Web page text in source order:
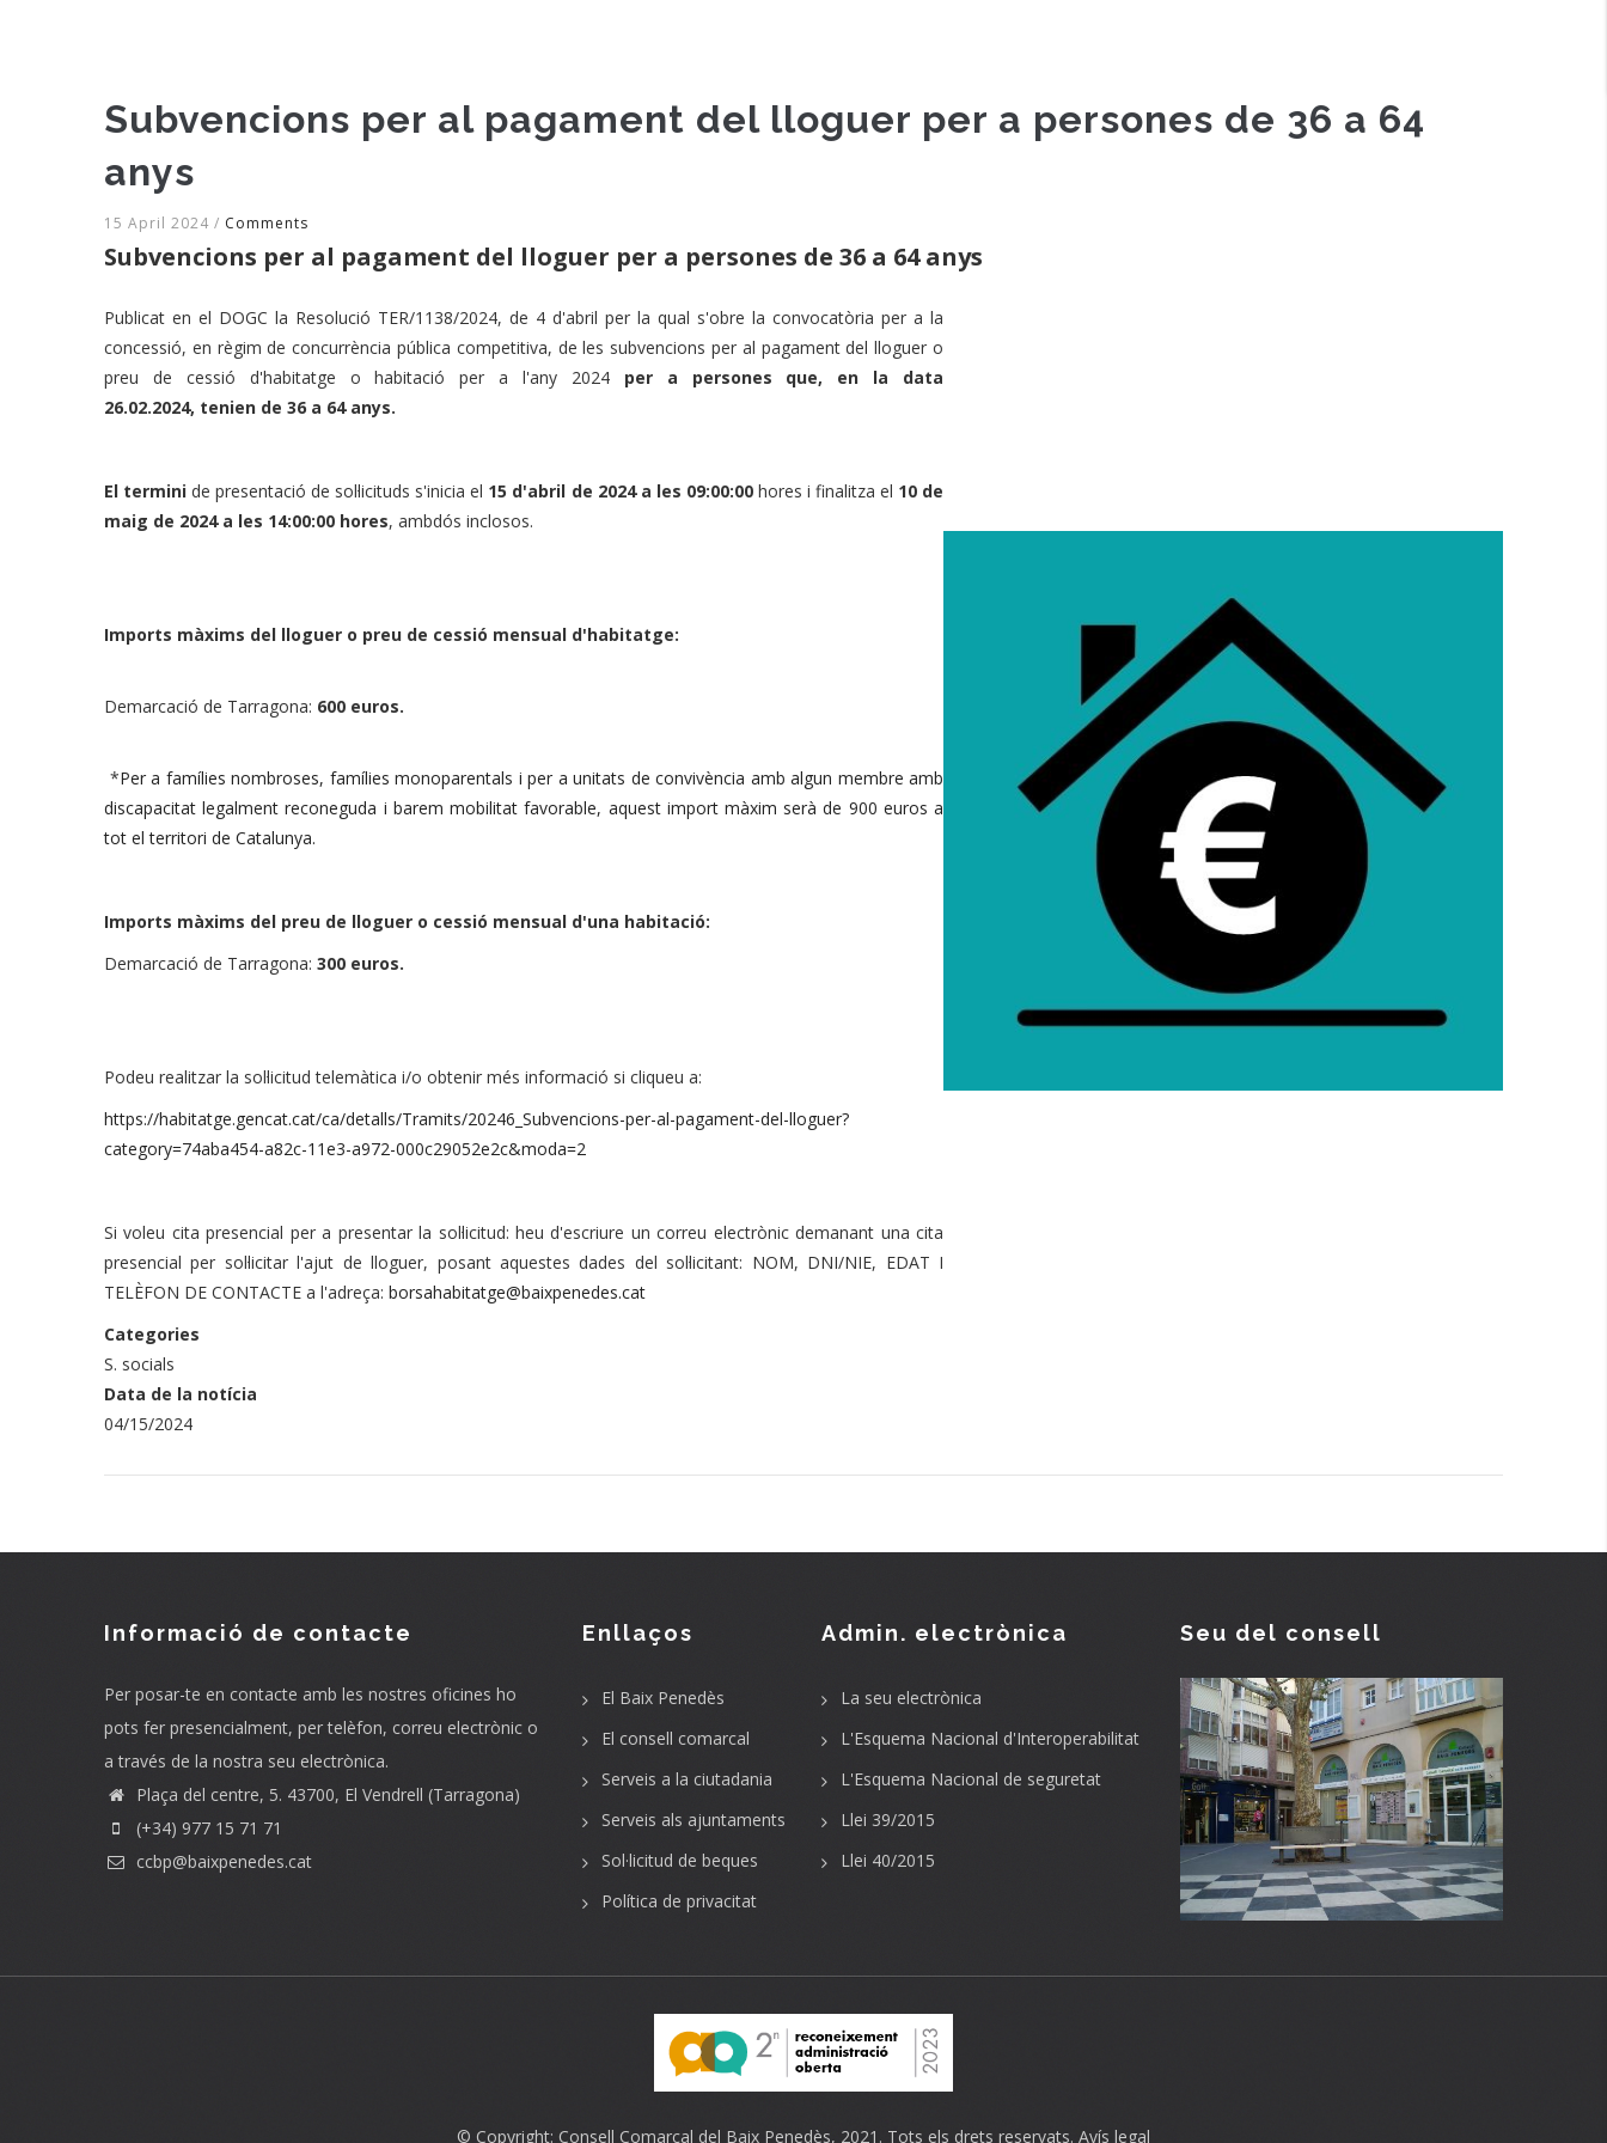
Subvencions per al pagament del lloguer per a persones de 36 a 64
anys
15 April 2024 / Comments
Subvencions per al pagament del lloguer per a persones de 36 a 64 anys
Publicat en el DOGC la Resolució TER/1138/2024, de 4 d'abril per la qual s'obre la convocatòria per a la
concessió, en règim de concurrència pública competitiva, de les subvencions per al pagament del lloguer o
preu de cessió d'habitatge o habitació per a l'any 2024 per a persones que, en la data
26.02.2024, tenien de 36 a 64 anys.
El termini de presentació de sol·licituds s'inicia el 15 d'abril de 2024 a les 09:00:00hores i finalitza el 10 de
maig de 2024 a les 14:00:00 hores, ambdós inclosos.
Imports màxims del lloguer o preu de cessió mensual d'habitatge:
Demarcació de Tarragona: 600 euros.
*Per a famílies nombroses, famílies monoparentals i per a unitats de convivència amb algun membre amb
discapacitat legalment reconeguda i barem mobilitat favorable, aquest import màxim serà de 900 euros a
tot el territori de Catalunya.
Imports màxims del preu de lloguer o cessió mensual d'una habitació:
Demarcació de Tarragona: 300 euros.
Podeu realitzar la sol·licitud telemàtica i/o obtenir més informació si cliqueu a:
https://habitatge.gencat.cat/ca/detalls/Tramits/20246_Subvencions-per-al-pagament-del-lloguer?
category=74aba454-a82c-11e3-a972-000c29052e2c&moda=2
Si voleu cita presencial per a presentar la sol·licitud: heu d'escriure un correu electrònic demanant una cita
presencial per sol·licitar l'ajut de lloguer, posant aquestes dades del sol·licitant: NOM, DNI/NIE, EDAT I
TELÈFON DE CONTACTE a l'adreça: borsahabitatge@baixpenedes.cat
Categories
S. socials
Data de la notícia
04/15/2024
Informació de contacte
Per posar-te en contacte amb les nostres oficines ho
pots fer presencialment, per telèfon, correu electrònic o
a través de la nostra seu electrònica.
Plaça del centre, 5. 43700, El Vendrell (Tarragona)
(+34) 977 15 71 71
ccbp@baixpenedes.cat
Enllaços
El Baix Penedès
El consell comarcal
Serveis a la ciutadania
Serveis als ajuntaments
Sol·licitud de beques
Política de privacitat
Admin. electrònica
La seu electrònica
L'Esquema Nacional d'Interoperabilitat
L'Esquema Nacional de seguretat
Llei 39/2015
Llei 40/2015
Seu del consell
© Copyright: Consell Comarcal del Baix Penedès, 2021. Tots els drets reservats. Avís legal